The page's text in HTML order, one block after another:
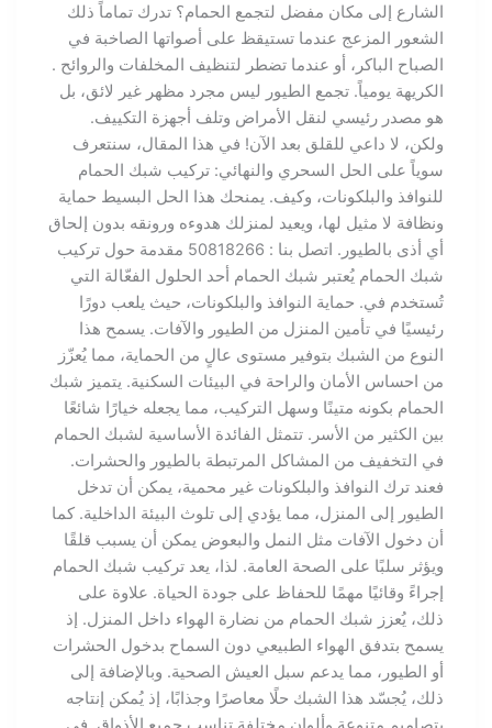
الشارع إلى مكان مفضل لتجمع الحمام؟ تدرك تماماً ذلك
الشعور المزعج عندما تستيقظ على أصواتها الصاخبة في
الصباح الباكر، أو عندما تضطر لتنظيف المخلفات والروائح .
الكريهة يومياً. تجمع الطيور ليس مجرد مظهر غير لائق، بل
هو مصدر رئيسي لنقل الأمراض وتلف أجهزة التكييف.
ولكن، لا داعي للقلق بعد الآن! في هذا المقال، سنتعرف
سوياً على الحل السحري والنهائي: تركيب شبك الحمام
للنوافذ والبلكونات، وكيف. يمنحك هذا الحل البسيط حماية
ونظافة لا مثيل لها، ويعيد لمنزلك هدوءه ورونقه بدون إلحاق
أي أذى بالطيور. اتصل بنا : 50818266 مقدمة حول تركيب
شبك الحمام يُعتبر شبك الحمام أحد الحلول الفعّالة التي
تُستخدم في. حماية النوافذ والبلكونات، حيث يلعب دورًا
رئيسيًا في تأمين المنزل من الطيور والآفات. يسمح هذا
النوع من الشبك بتوفير مستوى عالٍ من الحماية، مما يُعزّز
من احساس الأمان والراحة في البيئات السكنية. يتميز شبك
الحمام بكونه متينًا وسهل التركيب، مما يجعله خيارًا شائعًا
بين الكثير من الأسر. تتمثل الفائدة الأساسية لشبك الحمام
في التخفيف من المشاكل المرتبطة بالطيور والحشرات.
فعند ترك النوافذ والبلكونات غير محمية، يمكن أن تدخل
الطيور إلى المنزل، مما يؤدي إلى تلوث البيئة الداخلية. كما
أن دخول الآفات مثل النمل والبعوض يمكن أن يسبب قلقًا
ويؤثر سلبًا على الصحة العامة. لذا، يعد تركيب شبك الحمام
إجراءً وقائيًا مهمًا للحفاظ على جودة الحياة. علاوة على
ذلك، يُعزز شبك الحمام من نضارة الهواء داخل المنزل. إذ
يسمح بتدفق الهواء الطبيعي دون السماح بدخول الحشرات
أو الطيور، مما يدعم سبل العيش الصحية. وبالإضافة إلى
ذلك، يُجسّد هذا الشبك حلًا معاصرًا وجذابًا، إذ يُمكن إنتاجه